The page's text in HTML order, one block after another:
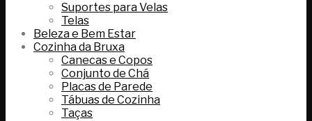
Suportes para Velas
Telas
Beleza e Bem Estar
Cozinha da Bruxa
Canecas e Copos
Conjunto de Chá
Placas de Parede
Tábuas de Cozinha
Taças